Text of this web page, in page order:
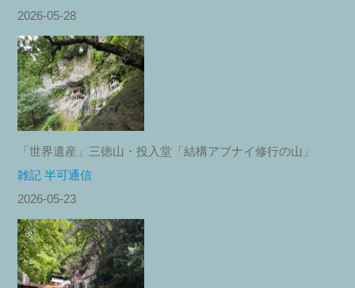
2026-05-28
「世界遺産」三徳山・投入堂「結構アブナイ修行の山」
雑記 半可通信
2026-05-23